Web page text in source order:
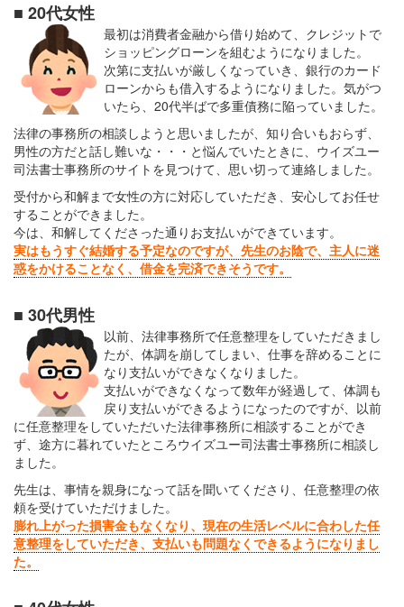
■ 20代女性
最初は消費者金融から借り始めて、クレジットで
ショッピングローンを組むようになりました。
次第に支払いが厳しくなっていき、銀行のカード
ローンからも借入するようになりました。気がつ
いたら、20代半ばで多重債務に陥っていました。
法律の事務所の相談しようと思いましたが、知り合いもおらず、
男性の方だと話し難いな・・・と悩んでいたときに、ウイズユー
司法書士事務所のサイトを見つけて、思い切って連絡しました。
受付から和解まで女性の方に対応していただき、安心してお任せ
することができました。
今は、和解してくださった通りお支払いができています。
実はもうすぐ結婚する予定なのですが、先生のお陰で、主人に迷
惑をかけることなく、借金を完済できそうです。
■ 30代男性
以前、法律事務所で任意整理をしていただきまし
たが、体調を崩してしまい、仕事を辞めることに
なり支払いができなくなりました。
支払いができなくなって数年が経過して、体調も
戻り支払いができるようになったのですが、以前
に任意整理をしていただいた法律事務所に相談することができ
ず、途方に暮れていたところウイズユー司法書士事務所に相談し
ました。
先生は、事情を親身になって話を聞いてくださり、任意整理の依
頼を受けていただけました。
膨れ上がった損害金もなくなり、現在の生活レベルに合わした任
意整理をしていただき、支払いも問題なくできるようになりまし
た。